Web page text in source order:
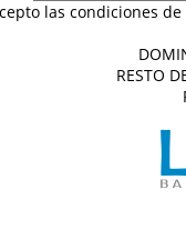
las condiciones
RESTO